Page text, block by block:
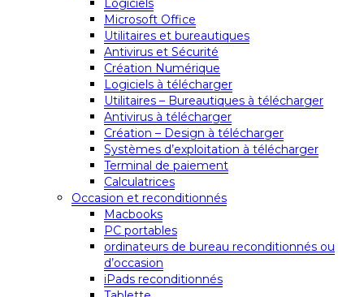
Logiciels
Microsoft Office
Utilitaires et bureautiques
Antivirus et Sécurité
Création Numérique
Logiciels à télécharger
Utilitaires – Bureautiques à télécharger
Antivirus à télécharger
Création – Design à télécharger
Systèmes d’exploitation à télécharger
Terminal de paiement
Calculatrices
Occasion et reconditionnés
Macbooks
PC portables
ordinateurs de bureau reconditionnés ou
d’occasion
iPads reconditionnés